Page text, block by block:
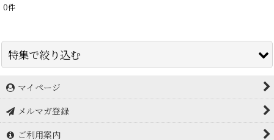
0件
特集で絞り込む
アイスブレーカー icebreaker
アークテリクス Arc'teryx
マイページ
メルマガ登録
ご利用案内